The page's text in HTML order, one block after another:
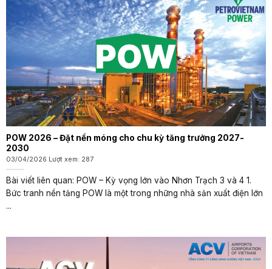
POW 2026 – Đặt nền móng cho chu kỳ tăng trưởng 2027-
2030
03/04/2026 Lượt xem: 287
Bài viết liên quan: POW – Kỳ vọng lớn vào Nhơn Trạch 3 và 4 1.
Bức tranh nền tảng POW là một trong những nhà sản xuất điện lớn
...